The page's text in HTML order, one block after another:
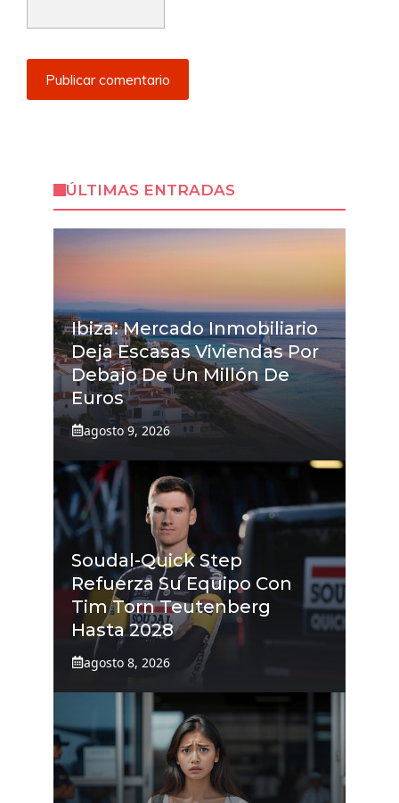
ÚLTIMAS ENTRADAS
Ibiza: Mercado Inmobiliario
Deja Escasas Viviendas Por
Debajo De Un Millón De
Euros
agosto 9, 2026
Soudal-Quick Step
Refuerza Su Equipo Con
Tim Torn Teutenberg
Hasta 2028
agosto 8, 2026